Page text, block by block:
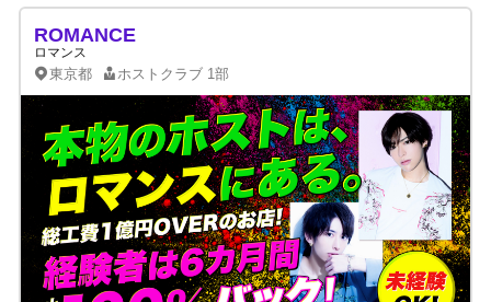
ROMANCE
ロマンス
東京都 ホストクラブ 1部